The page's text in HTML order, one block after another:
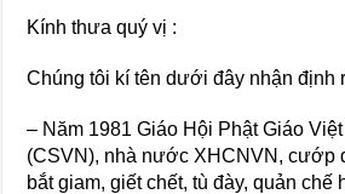
Kính thưa quý vị :
Chúng tôi kí tên dưới đây nhận định
– Năm 1981 Giáo Hội Phật Giáo
(CSVN), nhà nước XHCNVN, cướp
bắt giam, giết chết, tù đày, quản